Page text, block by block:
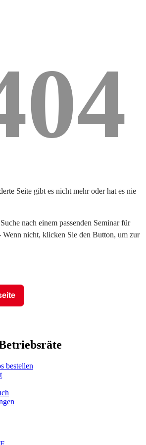
Seite gibt es nicht mehr oder hat es nie
nach einem passenden Seminar für
Wenn nicht, klicken Sie den Button, um zur
bestellen